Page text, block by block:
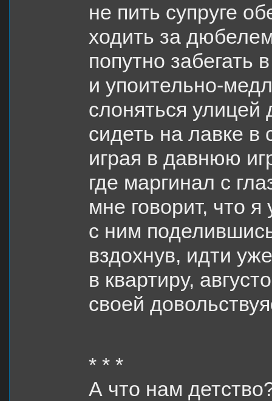
не пить супруге
ходить за
попутно забегать
и упоительно-
слоняться улицей
сидеть на лавке в
играя в давнюю
где маргинал с
мне говорит, что я
с ним
вздохнув, идти
в квартиру,
своей
* * *
А что нам